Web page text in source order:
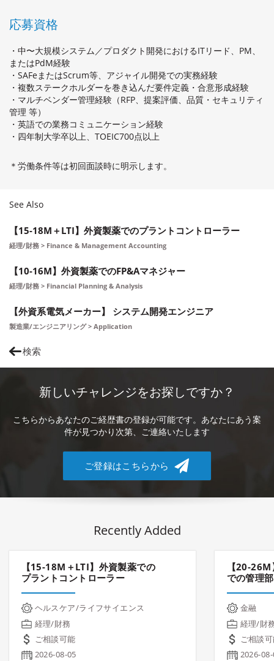
応募資格
・中〜大規模システム／プロダクト開発におけるITリード、PM、
またはPdM経験
・SAFeまたはScrum等、アジャイル開発での実務経験
・複数ステークホルダーを巻き込んだ要件定義・合意形成経験
・マルチベンダー管理経験（RFP、提案評価、品質・セキュリティ
管理 等）
・英語での業務コミュニケーション経験
・四年制大学卒以上、TOEIC700点以上
＊労働条件等は初回面談時に明示します。
See Also
【15-18M＋LTI】外資製薬でのプラントコントローラー
経理/財務 > Finance & Management Accounting
【10-16M】外資製薬でのFP&Aマネジャー
経理/財務 > Financial Planning & Analysis
【外資系電気メーカー】 システム開発エンジニア
製造業/エンジニアリング > Application
検索
新しいチャレンジをお探しですか？
こちらからあなたのご経歴書の登録が可能です。あなたにあう案
件が見つかり次第、ご連絡いたします
ご登録はこちらから
Recently Added
【15-18M＋LTI】外資製薬での
プラントコントローラー
ヘルスケア/ライフサイエンス
経理/財務
ご相談可能
2026-08-05
【20-
での管理
金融
経理/財
ご相談
2026-